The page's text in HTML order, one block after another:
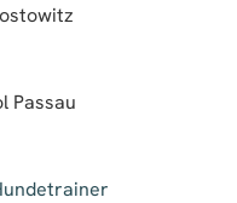
Passau